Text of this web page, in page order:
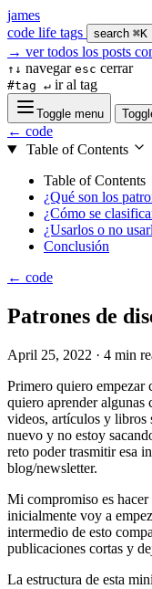
james
code life tags search ⌘K
→ ver todos los posts
↑↓ navegar esc cerrar
#tag ↵ ir al tag
Toggle menu
← code
Table of Contents
Table of Contents
¿Qué son los
¿Cómo se
¿Usarlos o no
Conclusión
← code
Patrones de
April 25, 2022 · 4 min
Primero quiero empezar
quiero aprender algunas
videos, artículos y libros
nuevo y no estoy
reto poder trasmitir esa
blog/newsletter.
Mi compromiso es hacer
inicialmente voy a
intermedio de esto
publicaciones cortas y
La estructura de esta